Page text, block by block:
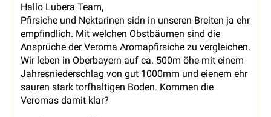
Hallo Lubera Team,
Pfirsiche und Nektarinen sidn in unseren Breiten ja ehr
empfindlich. Mit welchen Obstbäumen sind die
Ansprüche der Veroma Aromapfirsiche zu vergleichen.
Wir leben in Oberbayern auf ca. 500m öhe mit einem
Jahresniederschlag von gut 1000mm und eienem ehr
sauren stark torfhaltigen Boden. Kommen die
Veromas damit klar?